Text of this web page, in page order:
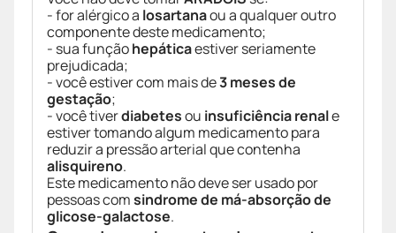
- for alérgico a losartanaou a qualquer outro
componente deste medicamento;
- sua funçãohepáticaestiver seriamente
prejudicada;
- você estiver com mais de3 meses de
gestação;
- você tiverdiabetesou insuficiência renale
estiver tomando algum medicamento para
reduzir a pressão arterial que contenha
alisquireno.
Este medicamento não deve ser usado por
pessoas comsindrome de má-absorção de
glicose-galactose.